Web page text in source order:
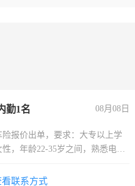
勤1名 08月08日
险报价出单，要求：大专以上学
性，年龄22-35岁之间，熟悉电脑
3个月，转正后交纳五险，
看联系方式